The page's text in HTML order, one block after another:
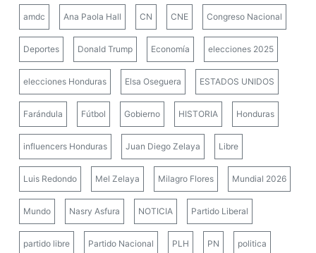
amdc Ana Paola Hall CN CNE Congreso Nacional
Deportes Donald Trump Economía elecciones 2025
elecciones Honduras Elsa Oseguera ESTADOS UNIDOS
Farándula Fútbol Gobierno HISTORIA Honduras
influencers Honduras Juan Diego Zelaya Libre
Luis Redondo Mel Zelaya Milagro Flores Mundial 2026
Mundo Nasry Asfura NOTICIA Partido Liberal
partido libre Partido Nacional PLH PN politica